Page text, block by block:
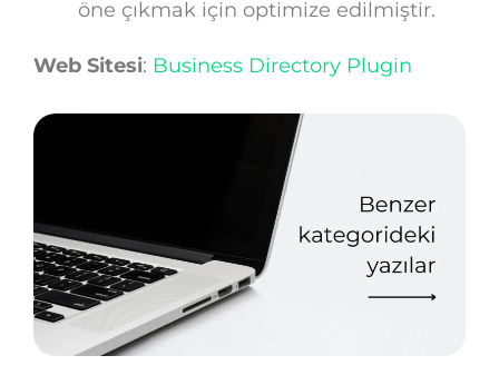
öne çıkmak için optimize edilmiştir.
Web Sitesi: Business Directory Plugin